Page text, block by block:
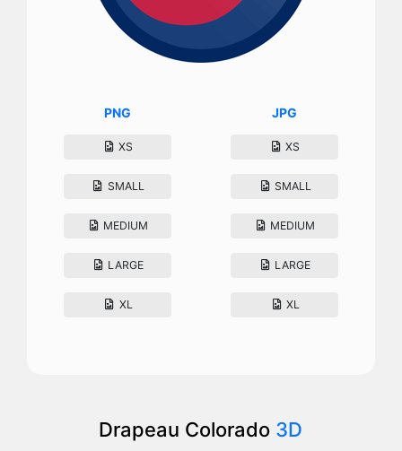
PNG
XS
SMALL
MEDIUM
LARGE
XL
JPG
XS
SMALL
MEDIUM
LARGE
XL
Drapeau Colorado 3D